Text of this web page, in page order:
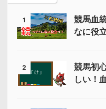
1
競馬血
なに役
2
競馬初
しい！